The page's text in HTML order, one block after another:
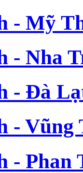
- Mỹ
- Nha
- Đà
- Vũng
- Phan